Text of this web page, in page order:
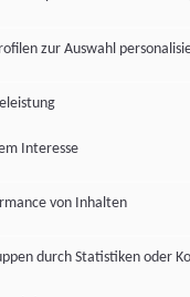
zur Auswahl
Interesse
von Inhalten
durch Statistiken oder